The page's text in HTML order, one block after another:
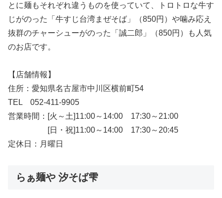
とに麺もそれぞれ違うものを使っていて、トロトロな牛す
じがのった「牛すじ台湾まぜそば」（850円）や噛み応え
抜群のチャーシューがのった「誠二郎」（850円）も人気
のお店です。
【店舗情報】
住所：愛知県名古屋市中川区横前町54
TEL 052-411-9905
営業時間：[火～土]11:00～14:00 17:30～21:00
[日・祝]11:00～14:00 17:30～20:45
定休日：月曜日
らぁ麺や 汐そば雫